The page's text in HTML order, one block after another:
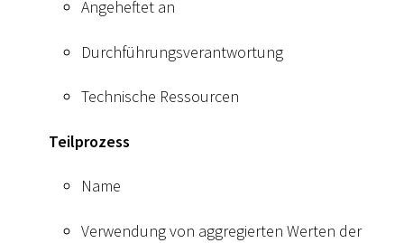
Angeheftet an
Durchführungsverantwortung
Technische Ressourcen
Teilprozess
Name
Verwendung von aggregierten Werten der